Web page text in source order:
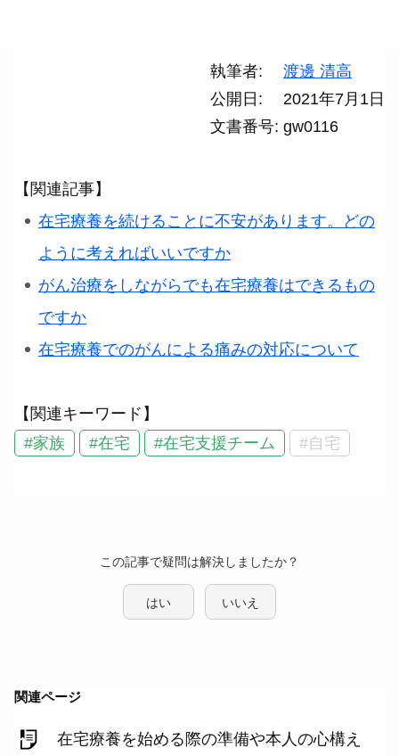
執筆者
渡邊 清高
公開日
2021年7月1日
文書番号 gw0116
【関連記事】
在宅療養を続けることに不安があります。どの
ように考えればいいですか
がん治療をしながらでも在宅療養はできるもの
ですか
在宅療養でのがんによる痛みの対応について
【関連キーワード】
#家族
#在宅 #自宅
#在宅支援チーム
この記事で疑問は解決しましたか？
はい いいえ
関連ページ
在宅療養を始める際の準備や本人の心構え